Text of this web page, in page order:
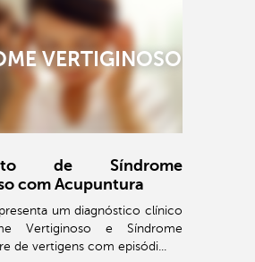
VERTIGINOSO
de Síndrome
com Acupuntura
um diagnóstico clínico
Vertiginoso e Síndrome
de vertigens com episódi...